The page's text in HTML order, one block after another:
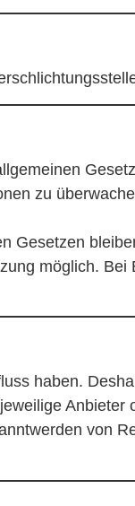
zu
Gesetzen
möglich. Bei
haben.
Anbieter
von